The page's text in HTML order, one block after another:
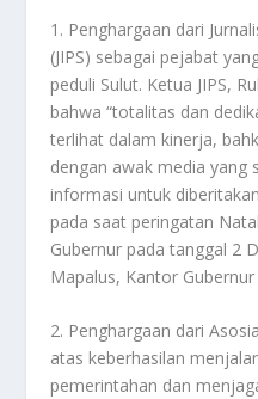
1. Penghargaan dari
(JIPS) sebagai pejabat
peduli Sulut. Ketua JIPS,
bahwa “totalitas dan
terlihat dalam kinerja,
dengan awak media yang
informasi untuk
pada saat peringatan
Gubernur pada tanggal 2
Mapalus, Kantor Gubernur
2. Penghargaan dari
atas keberhasilan
pemerintahan dan